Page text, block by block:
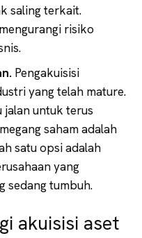
saling terkait.
risiko
Pengakuisisi
yang telah mature.
jalan untuk terus
saham adalah
satu opsi adalah
yang
sedang tumbuh.
akuisisi aset